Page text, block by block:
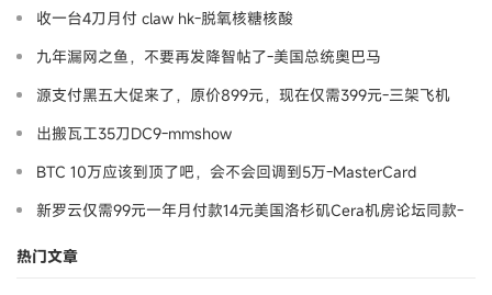
收一台4刀月付 claw hk-脱氧核糖核酸
九年漏网之鱼，不要再发降智帖了-美国总统奥巴马
源支付黑五大促来了，原价899元，现在仅需399元-三架飞机
出搬瓦工35刀DC9-mmshow
BTC 10万应该到顶了吧，会不会回调到5万-MasterCard
新罗云仅需99元一年月付款14元美国洛杉矶Cera机房论坛同款-
热门文章